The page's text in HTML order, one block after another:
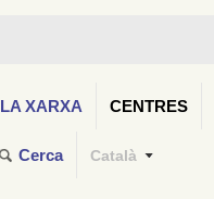
LA XARXA CENTRES
Cerca Català